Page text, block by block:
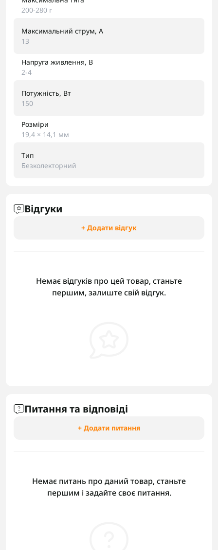
200-280 г
Максимальний струм, A
13
Напруга живлення, В
2-4
Потужність, Вт
150
Розміри
19,4 × 14,1 мм
Тип
Безколекторний
Відгуки
+ Додати відгук
Немає відгуків про цей товар, станьте
першим, залиште свій відгук.
Питання та відповіді
+ Додати питання
Немає питань про даний товар, станьте
першим і задайте своє питання.